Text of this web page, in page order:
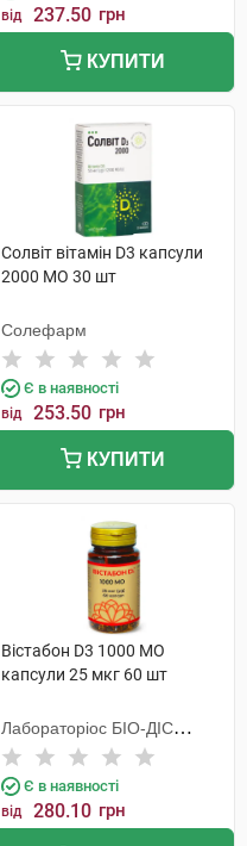
від 237.50 грн
КУПИТИ
Солвіт вітамін D3 капсули
2000 МО 30 шт
Солефарм
Є в наявності
від 253.50 грн
КУПИТИ
Вістабон D3 1000 МО
капсули 25 мкг 60 шт
Лабораторiос БIО-ДIС
Еспанія
Є в наявності
від 280.10 грн